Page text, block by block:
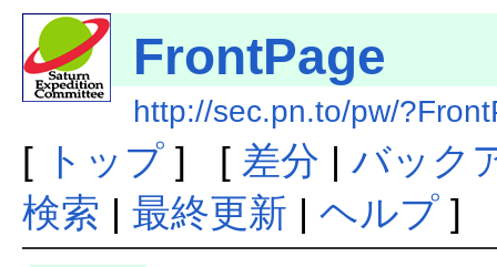
FrontPage
http://sec.pn.to/pw/
[ トップ] [ 差分 | バック
検索 | 最終更新 | ヘルプ]